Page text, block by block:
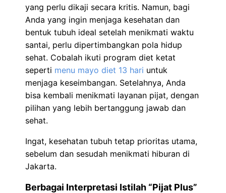
yang perlu dikaji secara kritis. Namun, bagi
Anda yang ingin menjaga kesehatan dan
bentuk tubuh ideal setelah menikmati waktu
santai, perlu dipertimbangkan pola hidup
sehat. Cobalah ikuti program diet ketat
seperti menu mayo diet 13 hari untuk
menjaga keseimbangan. Setelahnya, Anda
bisa kembali menikmati layanan pijat, dengan
pilihan yang lebih bertanggung jawab dan
sehat.
Ingat, kesehatan tubuh tetap prioritas utama,
sebelum dan sesudah menikmati hiburan di
Jakarta.
Berbagai Interpretasi Istilah “Pijat Plus”